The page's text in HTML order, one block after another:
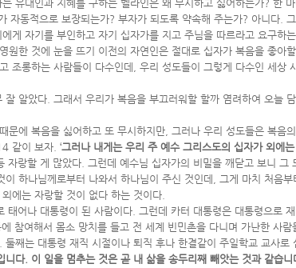
유대인과 지혜를 구하는 헬라인은 왜 무시하고 싫어하는가? 한
자동적으로 보장되는가? 부자가 되도록 약속해 주는가? 아니다.
게 자기를 부인하고 자기 십자가를 지고 주님을 따르라고 요구
한 것에 눈을 뜨기 이전의 자연인은 절대로 십자가 복음을 좋아
조롱하는 사람들이 다수인데, 우리 성도들이 그렇게 다수인 세
알았다. 그래서 우리가 복음을 부끄러워할 할까 염려하여 오늘 담
에 복음을 싫어하고 또 무시하지만, 그러나 우리 성도들은 복음
같이 보자. ‘그러나 내게는 우리 주 예수 그리스도의 십자가 외에
랑할 게 많았다. 그런데 예수님 십자가의 비밀을 깨닫고 보니
하나님께로부터 나와서 하나님이 주신 것인데, 그게 마치 처음
에는 자랑할 것이 없다 하는 것이다.
어나 대통령이 된 사람이다. 그런데 카터 대통령은 대통령으로
참여해서 몸소 망치를 들고 전 세계 빈민촌을 다니며 가난한 사
째는 대통령 재직 시절이나 퇴직 후나 한결같이 주일학교 교사로
다. 이 일을 멈추는 것은 곧 내 삶을 송두리째 빼앗는 것과 같습